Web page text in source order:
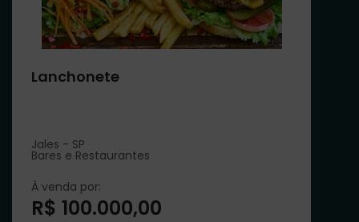
Lanchonete
Jales - SP
Bares e Restaurantes
À venda por:
R$ 100.000,00